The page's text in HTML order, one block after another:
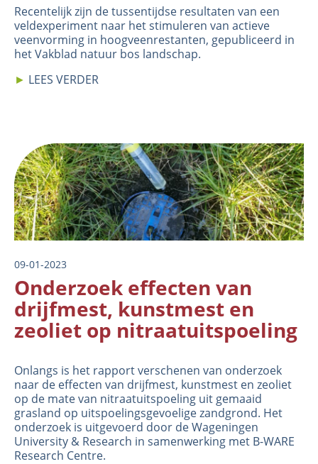
Recentelijk zijn de tussentijdse resultaten van een
veldexperiment naar het stimuleren van actieve
veenvorming in hoogveenrestanten, gepubliceerd in
hetVakblad natuur bos landschap.
► LEES VERDER
Image
09-01-2023
Onderzoek effecten van
drijfmest, kunstmest en
zeoliet op nitraatuitspoeling
Onlangs is het rapport verschenen van onderzoek
naar de effecten van drijfmest, kunstmest en zeoliet
op de mate van nitraatuitspoeling uit gemaaid
grasland op uitspoelingsgevoelige zandgrond. Het
onderzoek is uitgevoerd door deWageningen
University & Research in samenwerking met B-WARE
Research Centre.